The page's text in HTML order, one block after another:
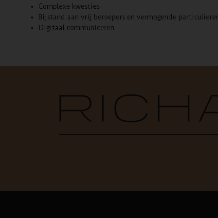
Complexe kwesties
Bijstand aan vrij beroepers en vermogende
Digitaal communiceren